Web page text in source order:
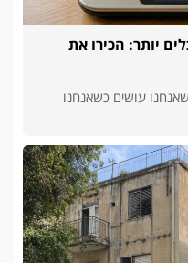
יותר: הכירו את
עושים כשאנחנו